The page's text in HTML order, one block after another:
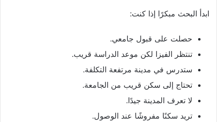
ابدأ البحث مبكرًا إذا كنت:
حصلت على قبول جامعي.
تنتظر الفيزا لكن موعد الدراسة قريب.
ستدرس في مدينة مرتفعة التكلفة.
تحتاج إلى سكن قريب من الجامعة.
لا تعرف المدينة جيدًا.
تريد سكنًا مفروشًا عند الوصول.